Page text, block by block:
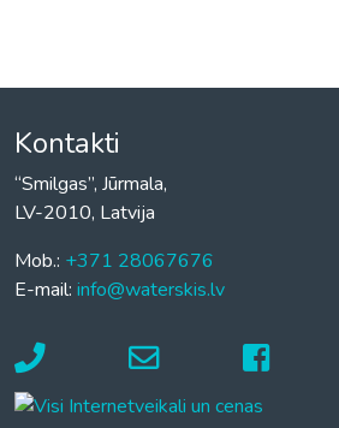
Kontakti
“Smilgas”, Jūrmala,
LV-2010, Latvija
Mob.: +371 28067676
E-mail: info@waterskis.lv